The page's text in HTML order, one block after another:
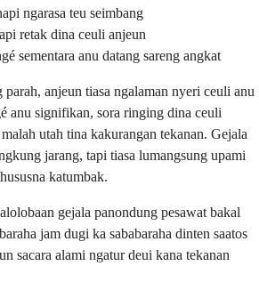
ngarasa teu seimbang
retak dina ceuli anjeun
sementara anu datang sareng angkat
anjeun tiasa ngalaman nyeri ceuli anu
anu signifikan, sora ringing dina ceuli
utah tina kakurangan tekanan. Gejala
jarang, tapi tiasa lumangsung upami
katumbak.
gejala panondung pesawat bakal
jam dugi ka sababaraha dinten saatos
sacara alami ngatur deui kana tekanan